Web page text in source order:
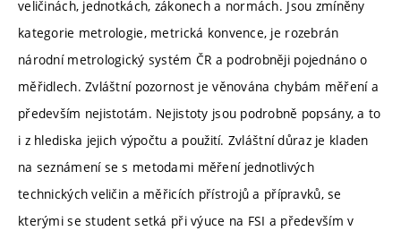
veličinách, jednotkách, zákonech a normách. Jsou zmíněny
kategorie metrologie, metrická konvence, je rozebrán
národní metrologický systém ČR a podrobněji pojednáno o
měřidlech. Zvláštní pozornost je věnována chybám měření a
především nejistotám. Nejistoty jsou podrobně popsány, a to
i z hlediska jejich výpočtu a použití. Zvláštní důraz je kladen
na seznámení se s metodami měření jednotlivých
technických veličin a měřicích přístrojů a přípravků, se
kterými se student setká při výuce na FSI a především v